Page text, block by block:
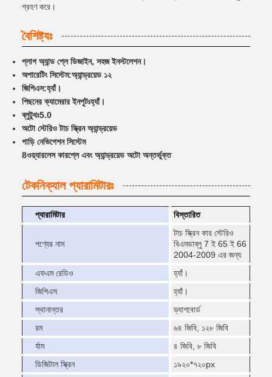
গ্রহণ করে।
বৈশিষ্ট্যঃ
প্লাগ অ্যান্ড প্লে ডিজাইন, সহজ ইনস্টলেশন।
অপারেটিং সিস্টেম:অ্যান্ড্রয়েড ১২
জিপিএস:হ্যাঁ।
পিছনের ক্যামেরার ইনপুটঃহ্যাঁ।
ব্লুটুথঃ5.0
অটো স্টেরিও টাচ স্ক্রিন অ্যান্ড্রয়েড
গাড়ি নেভিগেশন সিস্টেম
8ওয়্যারলেস কারপ্লে এবং অ্যান্ড্রয়েড অটো অন্তর্ভুক্ত
টেকনিক্যাল প্যারামিটারঃ
প্যারামিটার বিস্তারিত
পণ্যের নাম
টাচ স্ক্রিন কার স্টেরিও
বিএমডাব্লু 7 ই 65 ই 66
2004-2009 এর জন্য
এফএম রেডিও
হ্যাঁ।
জিপিএস
হ্যাঁ।
স্থানান্তর
ড্যাশবোর্ড
রম
৬৪ জিবি, ১২৮ জিবি
র্যাম
৪ জিবি, ৮ জিবি
ডিজিটাল স্ক্রিন
১৯২০*৭২০px